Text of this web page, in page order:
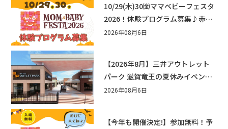
10/29(木)30㈮ママベビーフェスタ
2026！体験プログラム募集♪赤ち
ゃん向けイベントに出演しません
2026年08月6日
【2026年8月】三井アウトレット
パーク 滋賀竜王の夏休みイベント
まとめ！びしょぬれ水あそび・激
2026年08月6日
【今年も開催決定!】参加無料！予